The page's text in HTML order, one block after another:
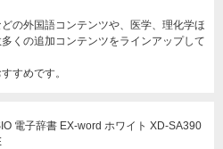
の外国語コンテンツや、医学、理化学ほ
くの追加コンテンツをラインアップして
すめです。
電子辞書 EX-word ホワイト XD-SA390